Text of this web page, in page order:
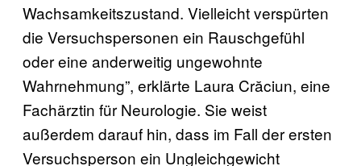
Wachsamkeitszustand. Vielleicht verspürten
die Versuchspersonen ein Rauschgefühl
oder eine anderweitig ungewohnte
Wahrnehmung”, erklärte Laura Crăciun, eine
Fachärztin für Neurologie. Sie weist
außerdem darauf hin, dass im Fall der ersten
Versuchsperson ein Ungleichgewicht